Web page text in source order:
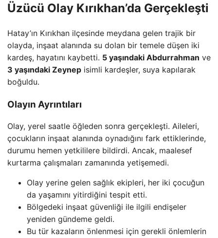
Üzücü Olay Kırıkhan’da Gerçekleşti
Hatay’ın Kırıkhan ilçesinde meydana gelen trajik bir
olayda, inşaat alanında su dolan bir temele düşen iki
kardeş, hayatını kaybetti. 5 yaşındaki Abdurrahman ve
3 yaşındaki Zeynep isimli kardeşler, suya kapılarak
boğuldu.
Olayın Ayrıntıları
Olay, yerel saatle öğleden sonra gerçekleşti. Aileleri,
çocukların inşaat alanında oynadığını fark ettiklerinde,
durumu hemen yetkililere bildirdi. Ancak, maalesef
kurtarma çalışmaları zamanında yetişemedi.
Olay yerine gelen sağlık ekipleri, her iki çocuğun
da yaşamını yitirdiğini tespit etti.
Bölgedeki inşaat güvenliği ile ilgili endişeler
yeniden gündeme geldi.
Bu tür kazaların önlenmesi için gerekli önlemlerin